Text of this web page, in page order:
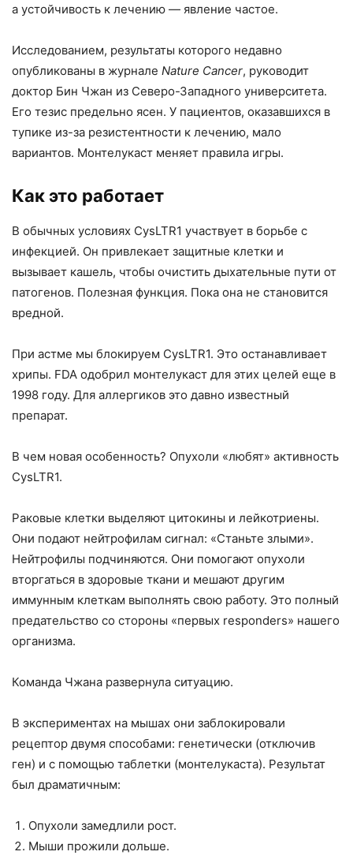
а устойчивость к лечению — явление частое.
Исследованием, результаты которого недавно
опубликованы в журнале Nature Cancer, руководит
доктор Бин Чжан из Северо-Западного университета.
Его тезис предельно ясен. У пациентов, оказавшихся в
тупике из-за резистентности к лечению, мало
вариантов. Монтелукаст меняет правила игры.
Как это работает
В обычных условиях CysLTR1 участвует в борьбе с
инфекцией. Он привлекает защитные клетки и
вызывает кашель, чтобы очистить дыхательные пути от
патогенов. Полезная функция. Пока она не становится
вредной.
При астме мы блокируем CysLTR1. Это останавливает
хрипы. FDA одобрил монтелукаст для этих целей еще в
1998 году. Для аллергиков это давно известный
препарат.
В чем новая особенность? Опухоли «любят» активность
CysLTR1.
Раковые клетки выделяют цитокины и лейкотриены.
Они подают нейтрофилам сигнал: «Станьте злыми».
Нейтрофилы подчиняются. Они помогают опухоли
вторгаться в здоровые ткани и мешают другим
иммунным клеткам выполнять свою работу. Это полный
предательство со стороны «первых responders» нашего
организма.
Команда Чжана развернула ситуацию.
В экспериментах на мышах они заблокировали
рецептор двумя способами: генетически (отключив
ген) и с помощью таблетки (монтелукаста). Результат
был драматичным:
Опухоли замедлили рост.
Мыши прожили дольше.